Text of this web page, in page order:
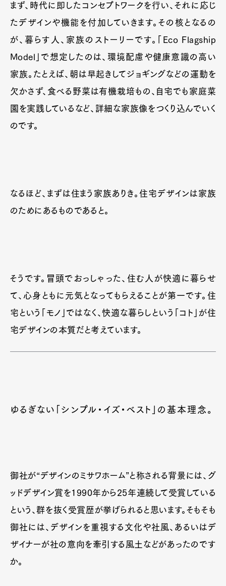
まず、時代に即したコンセプトワークを行い、それに応じ
たデザインや機能を付加していきます。その核となるの
が、暮らす人、家族のストーリーです。「Eco Flagship
Model」で想定したのは、環境配慮や健康意識の高い
家族。たとえば、朝は早起きしてジョギングなどの運動を
欠かさず、食べる野菜は有機栽培もの、自宅でも家庭菜
園を実践しているなど、詳細な家族像をつくり込んでいく
のです。
なるほど、まずは住まう家族ありき。住宅デザインは家族
のためにあるものであると。
そうです。冒頭でおっしゃった、住む人が快適に暮らせ
て、心身ともに元気となってもらえることが第一です。住
宅という「モノ」ではなく、快適な暮らしという「コト」が住
宅デザインの本質だと考えています。
ゆるぎない「シンプル・イズ・ベスト」の基本理念。
御社が“デザインのミサワホーム”と称される背景には、グ
ッドデザイン賞を1990年から25年連続して受賞している
という、群を抜く受賞歴が挙げられると思います。そもそも
御社には、デザインを重視する文化や社風、あるいはデ
ザイナーが社の意向を牽引する風土などがあったのです
か。